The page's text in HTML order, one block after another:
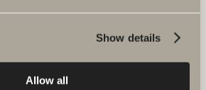
Show details
Allow all
Produkter
Ritverktyg